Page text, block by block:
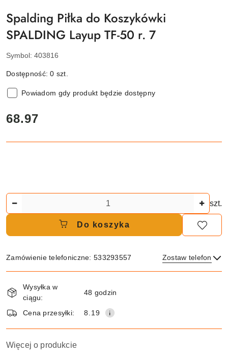
Spalding Piłka do Koszykówki
SPALDING Layup TF-50 r. 7
Symbol: 403816
Dostępność:0 szt.
Powiadom gdy produkt będzie dostępny
cena:
68.97
szt.
Do koszyka
Zamówienie telefoniczne: 533293557 Zostaw telefon
i
dostawa
Wysyłka w
ciągu:
48 godzin
Cena przesyłki: 8.19
Więcej o produkcie